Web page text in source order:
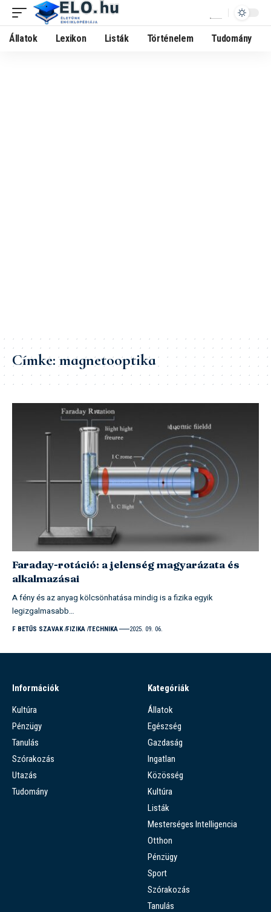
Állatok Lexikon Listák Történelem Tudomány
Címke:magnetooptika
Faraday-rotáció: a jelenség magyarázata és
alkalmazásai
A fény és az anyag kölcsönhatása mindig is a fizika egyik
legizgalmasabb…
F BETŰS SZAVAK FIZIKA TECHNIKA 2025. 09. 06.
Információk
Kultúra
Pénzügy
Tanulás
Szórakozás
Utazás
Tudomány
Kategóriák
Állatok
Egészség
Gazdaság
Ingatlan
Közösség
Kultúra
Listák
Mesterséges Intelligencia
Otthon
Pénzügy
Sport
Szórakozás
Tanulás